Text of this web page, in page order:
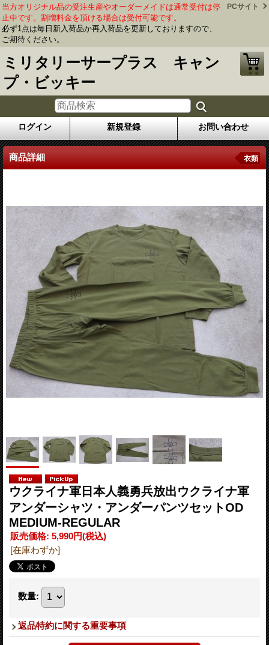
当方オリジナル品の受注生産やオーダーメイドは通常受付は停
止中です。割増料金を頂ける場合は受付可能です。
必ず1点は毎日新入荷品か再入荷品を更新しておりますので、
ご期待ください。
PCサイト
ミリタリーサープラス キャン
プ・ビッキー
ログイン 新規登録 お問い合わせ
商品詳細 衣類
ウクライナ軍日本人義勇兵放出ウクライナ軍
アンダーシャツ・アンダーパンツセットOD
MEDIUM-REGULAR
販売価格: 5,990円(税込)
[在庫わずか]
数量:
返品特約に関する重要事項